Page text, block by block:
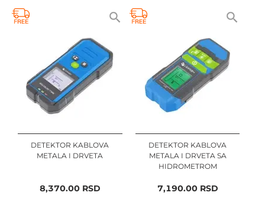
Uglomeri, posebno naši precizni modeli, su neophodni za
tačno merenje i prenos uglova. Naši lenjiri, napravljeni od
visokokvalitetnih materijala, pružaju pouzdanost
potrebnu za precizno crtanje i merenje.
Metri i Merne Trake - Fleksibilnost u Merenju
Za tradicionalne potrebe merenja, nudimo širok izbor
metara i mernih traka. Naše profesionalne merne trake su
Libele - Ravnoteža u Svemu što Radite
vertikalnosti površina. Naše nivoe libele su precizne i lako
DETEKTOR KABLOVA
METALA I DRVETA
8,370.00RSD
DETEKTOR KABLOVA
METALA I DRVETA SA
HIDROMETROM
7,190.00RSD